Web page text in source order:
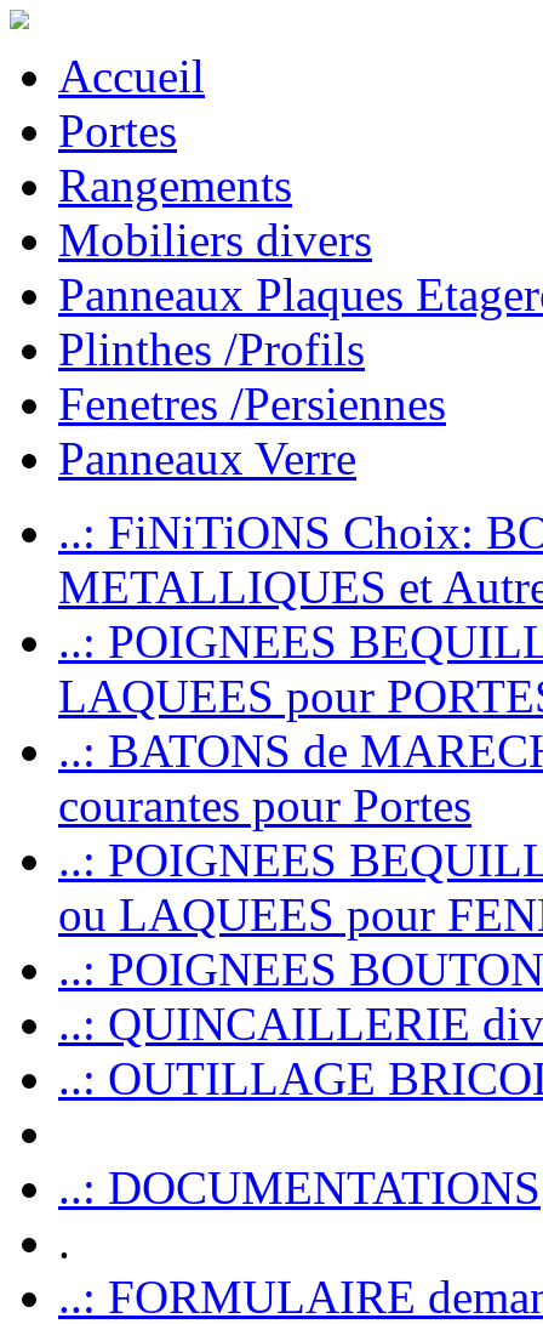
Accueil
Portes
Rangements
Mobiliers divers
Panneaux Plaques
Plinthes /Profils
Fenetres /Persiennes
Panneaux Verre
..: FiNiTiONS Choix:
METALLIQUES et
..: POIGNEES
LAQUEES pour
..: BATONS de
courantes pour Portes
..: POIGNEES
ou LAQUEES pour
..: POIGNEES
..: QUINCAILLERIE
..: OUTILLAGE
..: DOCUMENTATIONS
.
..: FORMULAIRE